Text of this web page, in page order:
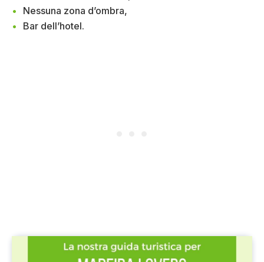
Nessuna zona d’ombra,
Bar dell’hotel.